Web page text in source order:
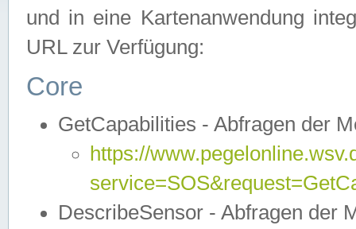
und in eine Kartenanwendung
URL zur Verfügung:
Core
GetCapabilities - Abfragen der
https://
DescribeSensor - Abfragen der